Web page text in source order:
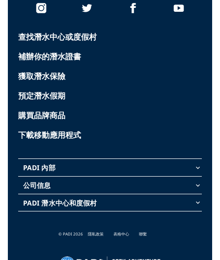
查找潛水中心或度假村
補辦你的潛水證書
獲取潛水保險
預定潛水假期
購買品牌商品
下載移動應用程式
PADI 內部 keyboard_arrow_down
公司信息 keyboard_arrow_down
PADI 潛水中心和度假村 keyboard_arrow_down
© PADI 2026 隱私政策 表格中心 聯繫